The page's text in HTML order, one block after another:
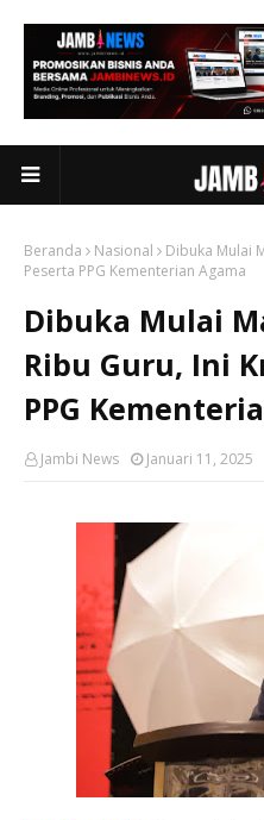
Beranda Nasional
Dibuka Mulai
Peserta PPG Kementerian Agama
Dibuka Mulai
Ribu Guru, Ini
PPG
Jambi News Januari 11, 2025